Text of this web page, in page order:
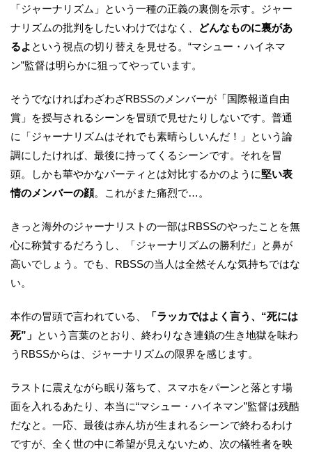
「ジャーナリズム」という一種の正義の裏側を示す。ジャー
ナリズムの批判をしたいわけではなく、
どんなものに裏があ
るよ という視点の切り替えを見せる。“マシュー・ハイネマ
ン”監督は明らかに狙ってやっています。
そうでなければわざわざRBSSのメンバーが「国際報道自由
賞」を授与されるシーンを冒頭で見せたりしないです。普通
に「ジャーナリズムはそれでも素晴らしいんだ！」という論
調にしたければ、最後に持ってくるシーンです。それを冒
頭。しかも華やかなパーティとは対比するかのように堅い表
情のメンバーの顔。これがまた痛烈で…。
きっと海外のジャーナリストの一部はRBSSのやったことを無
心に称賛するだろうし、「ジャーナリズムの勝利だ」と鼻が
高いでしょう。でも、RBSSの当人は全然そんな気持ちではな
い。
本作の冒頭で言われている、
「ラッカではよく言う、“死には
死”」 という言葉のとおり、終わりなき連鎖の生き地獄を味わ
うRBSSからは、ジャーナリズムの限界を感じます。
ラストに震えながら眠り落ちて、スマホをパーンと落とす場
面を入れるあたり、本当に“マシュー・ハイネマン”監督は残酷
だなと。一応、最後は赤ん坊が生まれるシーンで終わるわけ
ですが、全く世の中に希望が見えないため、次の犠牲者を映